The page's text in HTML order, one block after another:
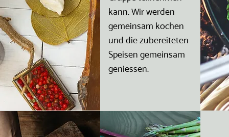
kann. Wir werden
gemeinsam kochen
und die zubereiteten
Speisen gemeinsam
geniessen.